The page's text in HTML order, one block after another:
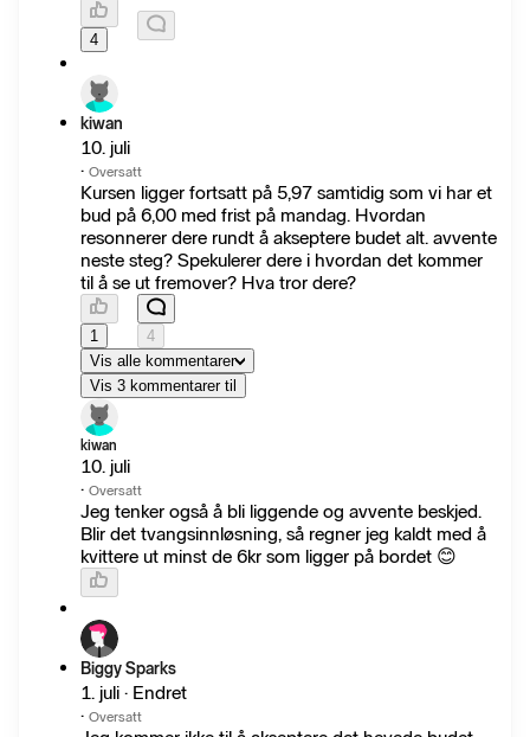
4
kiwan
10. juli
· Oversatt
Kursen ligger fortsatt på 5,97 samtidig som vi har et
bud på 6,00 med frist på mandag. Hvordan
resonnerer dere rundt å akseptere budet alt. avvente
neste steg? Spekulerer dere i hvordan det kommer
til å se ut fremover? Hva tror dere?
1
4
Vis alle kommentarer
Vis 3 kommentarer til
kiwan
10. juli
· Oversatt
Jeg tenker også å bli liggende og avvente beskjed.
Blir det tvangsinnløsning, så regner jeg kaldt med å
kvittere ut minst de 6kr som ligger på bordet 😊
Biggy Sparks
1. juli · Endret
· Oversatt